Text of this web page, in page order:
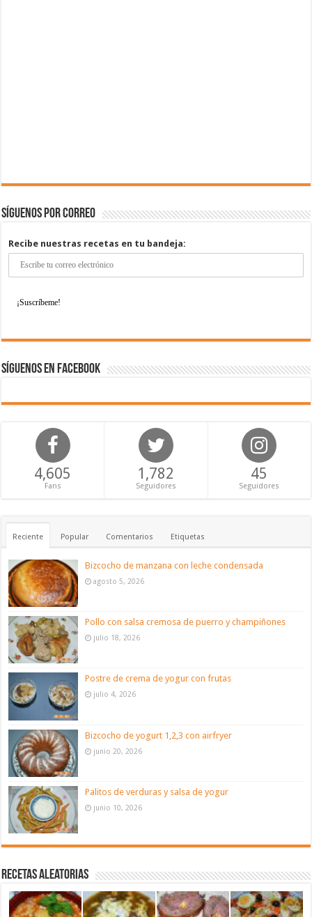
Síguenos por correo
Recibe nuestras recetas en tu bandeja:
Síguenos en Facebook
4,605
Fans
1,782
Seguidores
45
Seguidores
Reciente Popular Comentarios Etiquetas
Bizcocho de manzana con leche condensada
agosto 5, 2026
Pollo con salsa cremosa de puerro y champiñones
julio 18, 2026
Postre de crema de yogur con frutas
julio 4, 2026
Bizcocho de yogurt 1,2,3 con airfryer
junio 20, 2026
Palitos de verduras y salsa de yogur
junio 10, 2026
Recetas aleatorias